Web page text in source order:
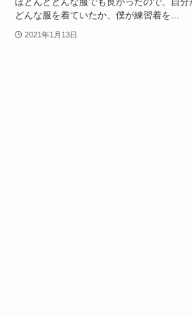
どんな服を着ていたか、僕が練習着を...
2021年1月13日